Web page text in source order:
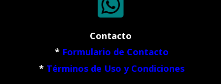
Contacto
* Formulario de Contacto
* Términos de Uso y Condiciones